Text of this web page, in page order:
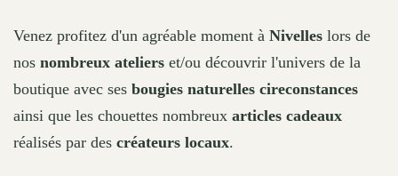
Venez profitez d'un agréable moment à Nivelles lors de
nos nombreux ateliers et/ou découvrir l'univers de la
boutique avec ses bougies naturelles cireconstances
ainsi que les chouettes nombreux articles cadeaux
réalisés par des créateurs locaux.